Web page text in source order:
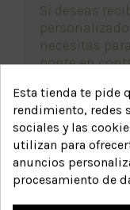
Si deseas
necesitas
ponte en
Esta tienda te pide
rendimiento, redes
sociales y las
utilizan para
anuncios
procesamiento de